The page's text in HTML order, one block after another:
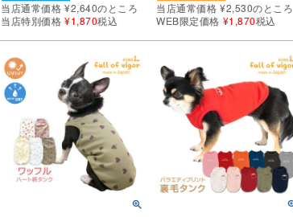
当店通常価格 ¥2,640のところ
当店特別価格 ¥1,870税込
当店通常価格 ¥2,530のところ
WEB限定価格 ¥1,870税込